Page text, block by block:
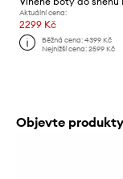
Aktuální cena:
2299 Kč
Běžná cena:4399 Kč
Nejnižší cena:2599 Kč
Objevte